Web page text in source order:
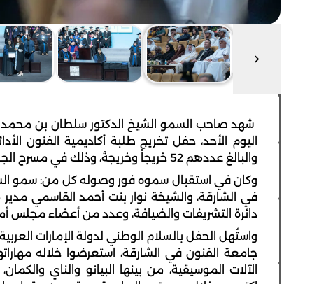
شهد صاحب السمو الشيخ الدكتور سلطان بن محمد
والبالغ عددهم 52 خريجاً وخريجةً، وذلك في مسرح الجامعة.
وكان في استقبال سموه فور وصوله كل من: سمو
في الشارقة، والشيخة نوار بنت أحمد القاسمي
دائرة التشريفات والضيافة، وعدد من أعضاء مجلس
واستُهل الحفل بالسلام الوطني لدولة الإمارات
جامعة الفنون في الشارقة، استعرضوا خلاله
الآلات الموسيقية، من بينها البيانو والناي